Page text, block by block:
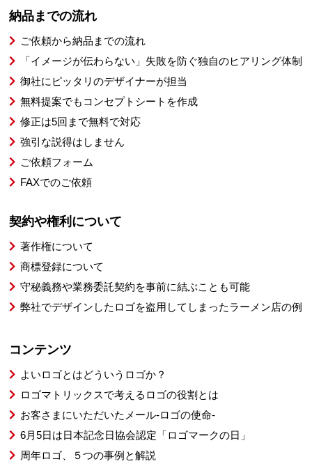
納品までの流れ
ご依頼から納品までの流れ
「イメージが伝わらない」失敗を防ぐ独自のヒアリング体制
御社にピッタリのデザイナーが担当
無料提案でもコンセプトシートを作成
修正は5回まで無料で対応
強引な説得はしません
ご依頼フォーム
FAXでのご依頼
契約や権利について
著作権について
商標登録について
守秘義務や業務委託契約を事前に結ぶことも可能
弊社でデザインしたロゴを盗用してしまったラーメン店の例
コンテンツ
よいロゴとはどういうロゴか？
ロゴマトリックスで考えるロゴの役割とは
お客さまにいただいたメール-ロゴの使命-
6月5日は日本記念日協会認定「ロゴマークの日」
周年ロゴ、５つの事例と解説